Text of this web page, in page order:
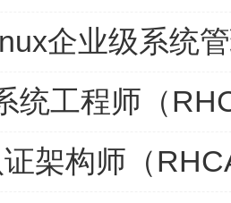
企业级系统
统工程师（
架构师（